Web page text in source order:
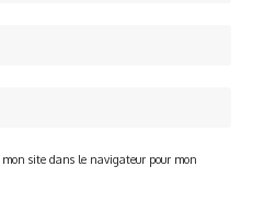
site dans le navigateur pour mon